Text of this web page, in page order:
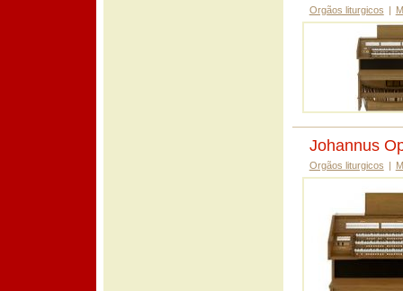
Orgãos liturgicos |
Johannus
Orgãos liturgicos |